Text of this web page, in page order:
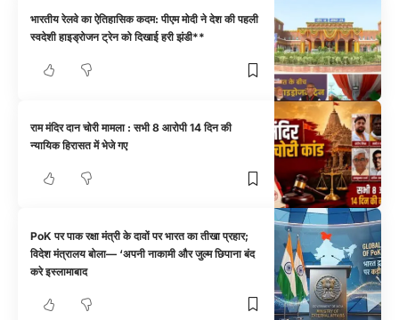
भारतीय रेलवे का ऐतिहासिक कदम: पीएम मोदी ने देश की पहली
स्वदेशी हाइड्रोजन ट्रेन को दिखाई हरी झंडी**
राम मंदिर दान चोरी मामला : सभी 8 आरोपी 14 दिन की
न्यायिक हिरासत में भेजे गए
PoK पर पाक रक्षा मंत्री के दावों पर भारत का तीखा प्रहार;
विदेश मंत्रालय बोला— ‘अपनी नाकामी और जुल्म छिपाना बंद
करे इस्लामाबाद